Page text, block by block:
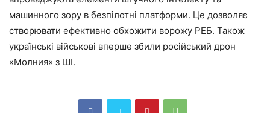
машинного зору в безпілотні платформи. Це дозволяє
створювати ефективно обхожити ворожу РЕБ. Також
українські військові вперше збили російський дрон
«Молния» з ШІ.